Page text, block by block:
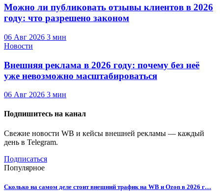
Можно ли публиковать отзывы клиентов в 2026
году: что разрешено законом
06 Авг 2026 3 мин
Новости
Внешняя реклама в 2026 году: почему без неё
уже невозможно масштабироваться
06 Авг 2026 3 мин
Подпишитесь на канал
Свежие новости WB и кейсы внешней рекламы — каждый
день в Telegram.
Подписаться
Популярное
Сколько на самом деле стоит внешний трафик на WB и Ozon в 2026 г…